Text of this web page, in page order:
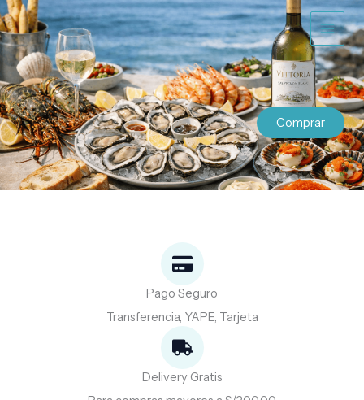
al
contenido
Comprar
Pago Seguro
Transferencia, YAPE, Tarjeta
Delivery Gratis